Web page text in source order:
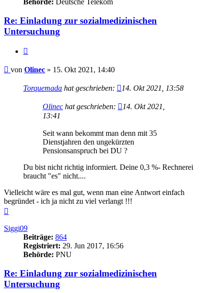
Behörde: Deutsche Telekom
Re: Einladung zur sozialmedizinischen
Untersuchung
Beitrag
von Olinec » 15. Okt 2021, 14:40
Torquemada hat geschrieben: 14. Okt 2021, 13:58
Olinec hat geschrieben:
14. Okt 2021,
13:41
Seit wann bekommt man denn mit 35
Dienstjahren den ungekürzten
Pensionsanspruch bei DU ?
Du bist nicht richtig informiert. Deine 0,3 %- Rechnerei
braucht "es" nicht....
Vielleicht wäre es mal gut, wenn man eine Antwort einfach
begründet - ich ja nicht zu viel verlangt !!!
Siggi09
Beiträge: 864
Registriert: 29. Jun 2017, 16:56
Behörde: PNU
Re: Einladung zur sozialmedizinischen
Untersuchung